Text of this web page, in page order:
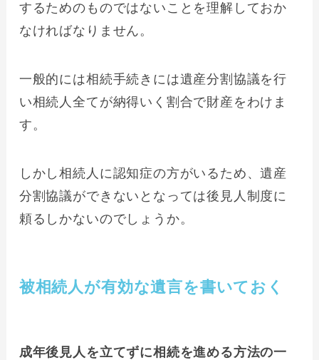
するためのものではないことを理解しておか
なければなりません。
一般的には相続手続きには遺産分割協議を行
い相続人全てが納得いく割合で財産をわけま
す。
しかし相続人に認知症の方がいるため、遺産
分割協議ができないとなっては後見人制度に
頼るしかないのでしょうか。
被相続人が有効な遺言を書いておく
成年後見人を立てずに相続を進める方法の一